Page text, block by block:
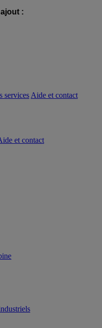
:
services Aide et contact
et contact